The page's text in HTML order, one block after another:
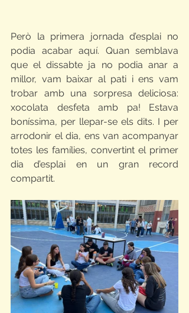
Però la primera jornada d’esplai no
podia acabar aquí. Quan semblava
que el dissabte ja no podia anar a
millor, vam baixar al pati i ens vam
trobar amb una sorpresa deliciosa:
xocolata desfeta amb pa! Estava
boníssima, per llepar-se els dits. I per
arrodonir el dia, ens van acompanyar
totes les famílies, convertint el primer
dia d’esplai en un gran record
compartit.